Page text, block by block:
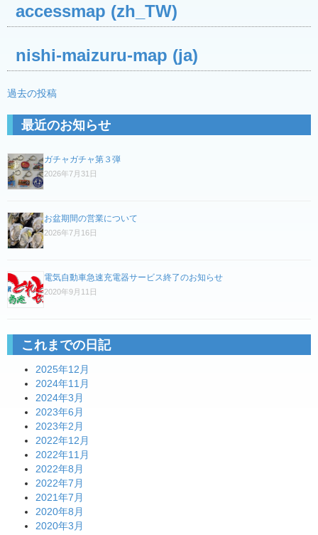
accessmap (zh_TW)
nishi-maizuru-map (ja)
投
稿
ナ
ビ
ゲ
ー
ョ
ン
過去の投稿
最近のお知らせ
ガチャガチャ第３弾
2026年7月31日
お盆期間の営業について
2026年7月16日
電気自動車急速充電器サービス終了のお知らせ
2020年9月11日
これまでの日記
2025年12月
2024年11月
2024年3月
2023年6月
2023年2月
2022年12月
2022年11月
2022年8月
2022年7月
2021年7月
2020年8月
2020年3月